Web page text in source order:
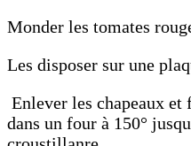
Monder les tomates
Les disposer sur une
Enlever les chapeaux et
dans un four à 150°